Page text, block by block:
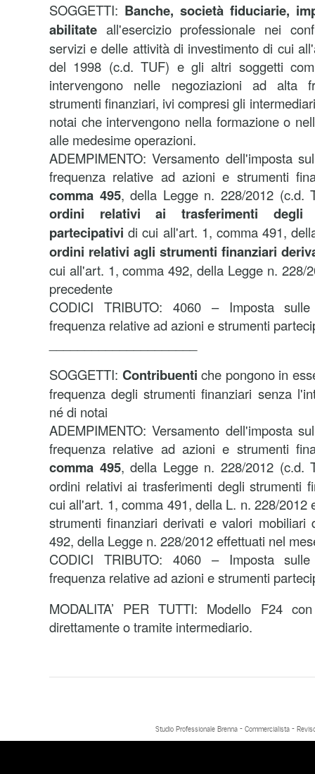
SOGGETTI: Banche, società fiduciarie,
abilitate all'esercizio professionale nei
servizi e delle attività di investimento di cui
del 1998 (c.d. TUF) e gli altri soggetti
intervengono nelle negoziazioni ad alta
strumenti finanziari, ivi compresi gli
notai che intervengono nella formazione o
alle medesime operazioni.
ADEMPIMENTO:Versamento dell'imposta
frequenza relative ad azioni e strumenti
comma 495, della Legge n. 228/2012 (c.d.
ordini relativi ai trasferimenti degli
partecipatividi cui all'art. 1, comma 491,
ordini relativi agli strumenti finanziari
cui all'art. 1, comma 492, della Legge n. 228/
precedente
CODICI TRIBUTO: 4060 – Imposta
frequenza relative ad azioni e strumenti
SOGGETTI: Contribuenti che pongono in
frequenza degli strumenti finanziari senza
né di notai
ADEMPIMENTO:Versamento dell'imposta
frequenza relative ad azioni e strumenti
comma 495, della Legge n. 228/2012 (c.d.
ordini relativi ai trasferimenti degli strumenti
cui all'art. 1, comma 491, della L. n. 228/2012
strumenti finanziari derivati e valori
492, della Legge n. 228/2012 effettuati nel
CODICI TRIBUTO: 4060 – Imposta
frequenza relative ad azioni e strumenti
MODALITA’ PER TUTTI: Modello F24
direttamente o tramite intermediario.
Studio Professionale Brenna - Commercialista -